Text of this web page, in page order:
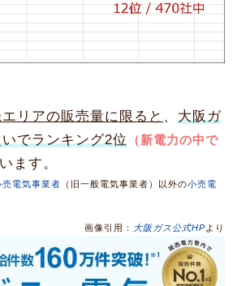
リアの販売量に限ると 、 大阪ガ
でランキング2位
（新電力の中で
ます。
売電気事業者 （旧一般電気事業者）以外の小売電
画像引用： 大阪ガス公式HPより